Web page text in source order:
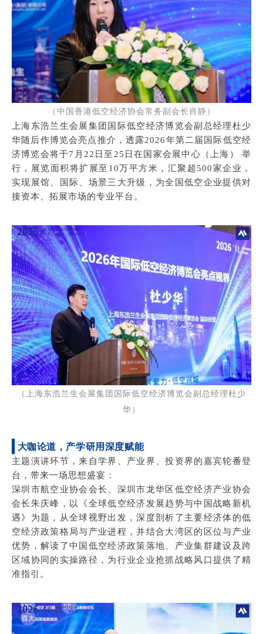
（中国香港低空经济协会常务副会长肖静）
上海东浩兰生会展集团国际低空经济博览会副总经理杜少
华随后作博览会亮点推介，透露2026年第二届国际低空经
济博览会将于7月22日至25日在国家会展中心（上海） 举
行，展览面积将扩展至10万平方米，汇聚超500家企业，
实现展馆、国际、场景三大升级，为全国低空企业提供对
接资本、拓展市场的专业平台。
（上海东浩兰生会展集团国际低空经济博览会副总经理杜少
华）
大咖论道，产学研用深度赋能
主题演讲环节，来自学界、产业界、投资界的嘉宾轮番登
台，带来一场思想盛宴：
深圳市航空业协会会长、深圳市龙华区低空经济产业协会
会长朱庆峰，以《全球低空经济发展趋势与中国战略新机
遇》为题，从全球视野出发，深度剖析了主要经济体的低
空经济政策格局与产业进程，并结合大湾区的区位与产业
优势，解读了中国低空经济政策落地、产业集群建设及跨
区域协同的实操路径，为行业企业抢抓战略风口提供了精
准指引。